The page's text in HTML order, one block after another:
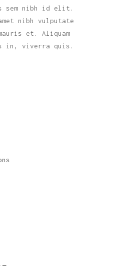
sem nibh id elit.
nibh vulputate
et. Aliquam
in, viverra quis.